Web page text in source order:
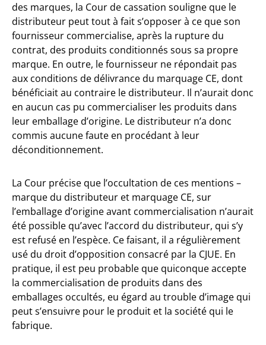
des marques, la Cour de cassation souligne que le
distributeur peut tout à fait s’opposer à ce que son
fournisseur commercialise, après la rupture du
contrat, des produits conditionnés sous sa propre
marque. En outre, le fournisseur ne répondait pas
aux conditions de délivrance du marquage CE, dont
bénéficiait au contraire le distributeur. Il n’aurait donc
en aucun cas pu commercialiser les produits dans
leur emballage d’origine. Le distributeur n’a donc
commis aucune faute en procédant à leur
déconditionnement.
La Cour précise que l’occultation de ces mentions –
marque du distributeur et marquage CE, sur
l’emballage d’origine avant commercialisation n’aurait
été possible qu’avec l’accord du distributeur, qui s’y
est refusé en l’espèce. Ce faisant, il a régulièrement
usé du droit d’opposition consacré par la CJUE. En
pratique, il est peu probable que quiconque accepte
la commercialisation de produits dans des
emballages occultés, eu égard au trouble d’image qui
peut s’ensuivre pour le produit et la société qui le
fabrique.